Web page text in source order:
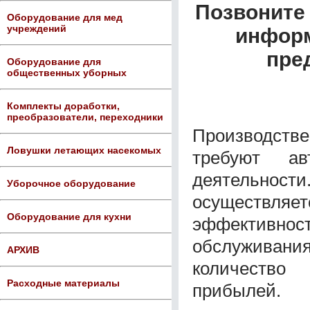
Оборудование для мед
учреждений
Оборудование для
общественных уборных
Комплекты доработки,
преобразователи, переходники
Ловушки летающих насекомых
Уборочное оборудование
Оборудование для кухни
АРХИВ
Расходные материалы
требуют
прибылей.